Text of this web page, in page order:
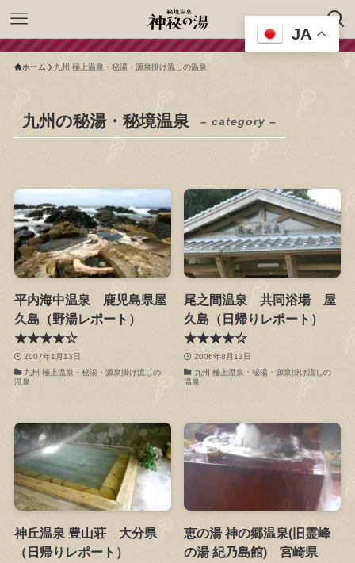
ホーム 九州 極上温泉・秘湯・源泉掛け流しの温泉
九州の秘湯・秘境温泉 – category –
平内海中温泉 鹿児島県屋
久島（野湯レポート）
★★★★☆
2007年1月13日
九州 極上温泉・秘湯・源泉掛け流しの
温泉
尾之間温泉 共同浴場 屋
久島（日帰りレポート）
★★★★☆
2006年8月13日
九州 極上温泉・秘湯・源泉掛け流しの
温泉
神丘温泉 豊山荘 大分県
（日帰りレポート）
恵の湯 神の郷温泉(旧霊峰
の湯 紀乃島館) 宮崎県
JA